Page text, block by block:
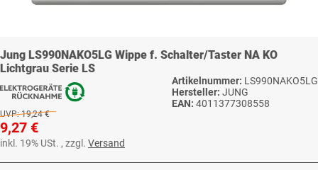
Jung LS990NAKO5LG Wippe f. Schalter/Taster NA KO
Lichtgrau Serie LS
Artikelnummer: LS990NAKO5LG
Hersteller: JUNG
EAN: 4011377308558
UVP: 19,24 €
9,27 €
inkl. 19% USt. , zzgl. Versand